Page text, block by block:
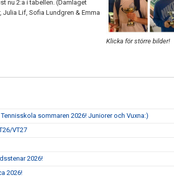
Klicka för större bilder!
nu 2:a i tabellen. (Damlaget
Julia Lif, Sofia Lundgren & Emma
sommaren 2026! Juniorer och Vuxna:)
VT27
2026!
2026!